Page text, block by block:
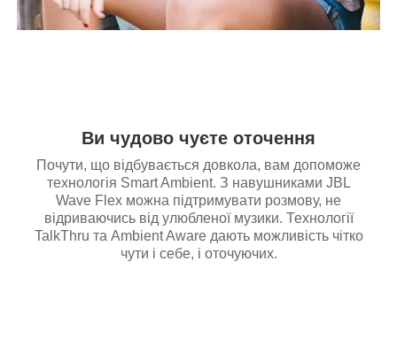
Ви чудово чуєте оточення
Почути, що відбувається довкола, вам допоможе
технологія Smart Ambient. З навушниками JBL
Wave Flex можна підтримувати розмову, не
відриваючись від улюбленої музики. Технології
TalkThru та Ambient Aware дають можливість чітко
чути і себе, і оточуючих.